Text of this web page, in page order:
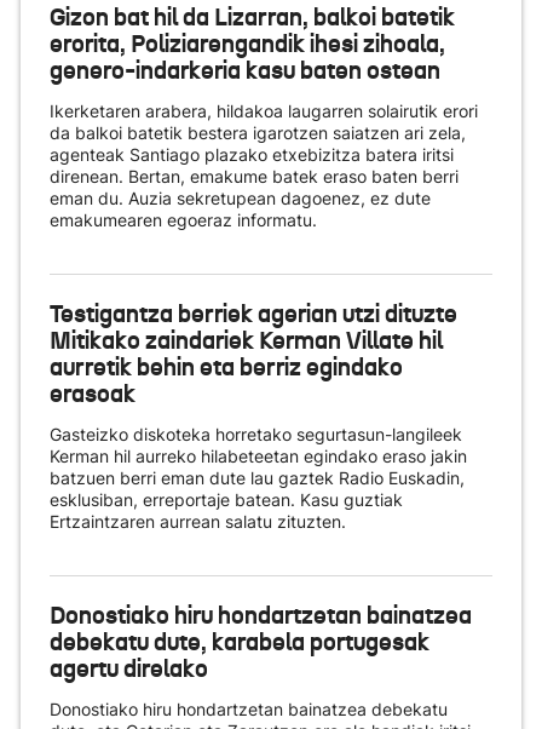
Gizon bat hil da Lizarran, balkoi batetik
erorita, Poliziarengandik ihesi zihoala,
genero-indarkeria kasu baten ostean
Ikerketaren arabera, hildakoa laugarren solairutik erori
da balkoi batetik bestera igarotzen saiatzen ari zela,
agenteak Santiago plazako etxebizitza batera iritsi
direnean. Bertan, emakume batek eraso baten berri
eman du. Auzia sekretupean dagoenez, ez dute
emakumearen egoeraz informatu.
Testigantza berriek agerian utzi dituzte
Mitikako zaindariek Kerman Villate hil
aurretik behin eta berriz egindako
erasoak
Gasteizko diskoteka horretako segurtasun-langileek
Kerman hil aurreko hilabeteetan egindako eraso jakin
batzuen berri eman dute lau gaztek Radio Euskadin,
esklusiban, erreportaje batean. Kasu guztiak
Ertzaintzaren aurrean salatu zituzten.
Donostiako hiru hondartzetan bainatzea
debekatu dute, karabela portugesak
agertu direlako
Donostiako hiru hondartzetan bainatzea debekatu